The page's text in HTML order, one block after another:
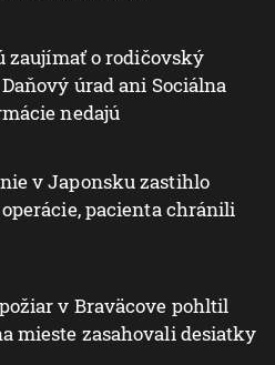
zaujímať o rodičovský
úrad ani Sociálna
nedajú
v Japonsku zastihlo
pacienta chránili
v Braväcove pohltil
mieste zasahovali desiatky